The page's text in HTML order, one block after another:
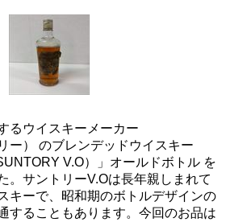
るウイスキーメーカー
ー） のブレンデッドウイスキー
V.O）」オールドボトル を
。サントリーV.Oは長年親しまれて
キーで、昭和期のボトルデザインの
することもあります。今回のお品は